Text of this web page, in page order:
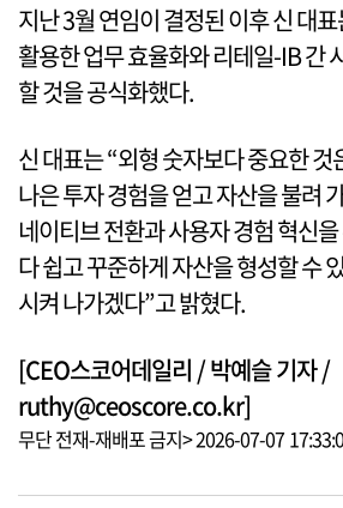
지난 3월 연임이 결정된 이후 신 대
활용한 업무 효율화와 리테일-IB 간
할 것을 공식화했다.
신 대표는 “외형 숫자보다 중요한 것
나은 투자 경험을 얻고 자산을 불려
네이티브 전환과 사용자 경험 혁신
다 쉽고 꾸준하게 자산을 형성할 수
시켜 나가겠다”고 밝혔다.
[CEO스코어데일리 / 박예슬 기자 /
ruthy@ceoscore.co.kr]
무단 전재-재배포 금지> 2026-07-07